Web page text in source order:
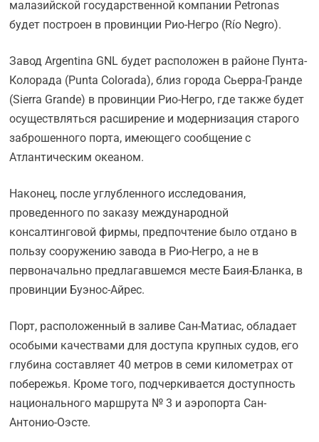
малазийской государственной компании Petronas
будет построен в провинции Рио-Негро (Río Negro).
Завод Argentina GNL будет расположен в районе Пунта-
Колорада (Punta Colorada), близ города Сьерра-Гранде
(Sierra Grande) в провинции Рио-Негро, где также будет
осуществляться расширение и модернизация старого
заброшенного порта, имеющего сообщение с
Атлантическим океаном.
Наконец, после углубленного исследования,
проведенного по заказу международной
консалтинговой фирмы, предпочтение было отдано в
пользу сооружению завода в Рио-Негро, а не в
первоначально предлагавшемся месте Баия-Бланка, в
провинции Буэнос-Айрес.
Порт, расположенный в заливе Сан-Матиас, обладает
особыми качествами для доступа крупных судов, его
глубина составляет 40 метров в семи километрах от
побережья. Кроме того, подчеркивается доступность
национального маршрута № 3 и аэропорта Сан-
Антонио-Оэсте.